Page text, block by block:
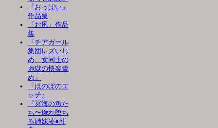
『おっぱい』
作品集
『お尻』作品
集
『チアガール
集団レズいじ
め、女同士の
地獄の快楽責
め』
『ほのぼのエ
ッチ』
『冥海の魚た
ち〜穢れ堕ち
る姉妹凌●性